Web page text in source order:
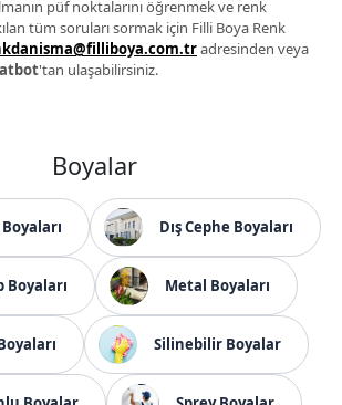
püf noktalarını öğrenmek ve renk
tüm soruları sormak için Filli Boya Renk
adresinden veya
'tan ulaşabilirsiniz.
Boyalar
Dış Cephe Boyaları
Boyaları Metal Boyaları
Silinebilir Boyalar